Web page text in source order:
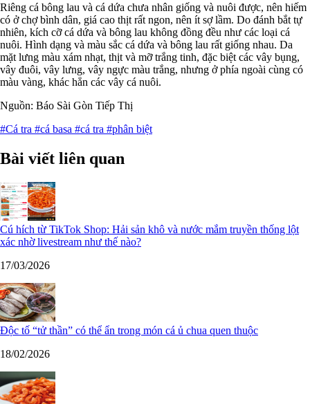
Riêng cá bông lau và cá dứa chưa nhân giống và nuôi được, nên hiếm
có ở chợ bình dân, giá cao thịt rất ngon, nên ít sợ lầm. Do đánh bắt tự
nhiên, kích cỡ cá dứa và bông lau không đồng đều như các loại cá
nuôi. Hình dạng và màu sắc cá dứa và bông lau rất giống nhau. Da
mặt lưng màu xám nhạt, thịt và mỡ trắng tinh, đặc biệt các vây bụng,
vây đuôi, vây lưng, vây ngực màu trắng, nhưng ở phía ngoài cùng có
màu vàng, khác hẳn các vây cá nuôi.
Nguồn: Báo Sài Gòn Tiếp Thị
#Cá tra #cá basa #cá tra #phân biệt
Bài viết liên quan
Cú hích từ TikTok Shop: Hải sản khô và nước mắm truyền thống lột
xác nhờ livestream như thế nào?
17/03/2026
Độc tố “tử thần” có thể ẩn trong món cá ủ chua quen thuộc
18/02/2026